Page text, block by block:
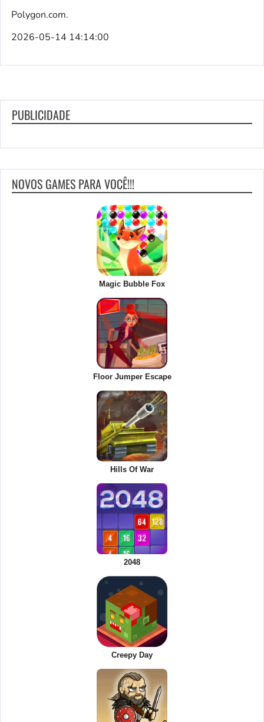
Polygon.com.
2026-05-14 14:14:00
PUBLICIDADE
NOVOS GAMES PARA VOCÊ!!!
Magic Bubble Fox
Floor Jumper Escape
Hills Of War
2048
Creepy Day